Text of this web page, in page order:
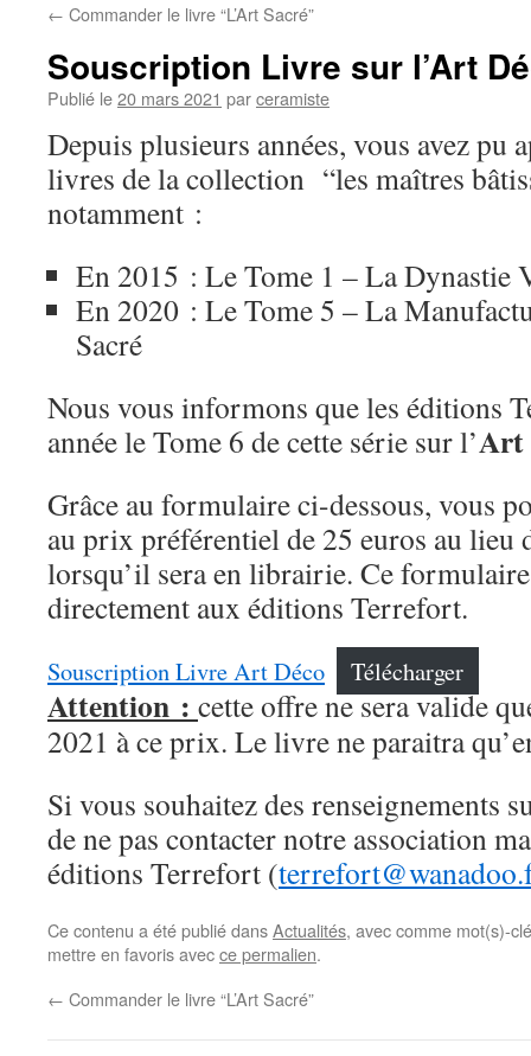
← Commander le livre “L’Art Sacré”
Souscription Livre sur l’Art
Publié le20 mars 2021 parceramiste
Depuis plusieurs années, vous avez pu
livres de la collection “les maîtres
notamment :
En 2015 : Le Tome 1 – La Dynastie
En 2020 : Le Tome 5 – La
Sacré
Nous vous informons que les éditions
année le Tome 6 de cette série sur l’Art
Grâce au formulaire ci-dessous, vous
au prix préférentiel de 25 euros au lieu
lorsqu’il sera en librairie. Ce
directement aux éditions Terrefort.
Souscription Livre Art Déco Télécharger
Attention : cette offre ne sera valide
2021 à ce prix. Le livre ne paraitra
Si vous souhaitez des renseignements
de ne pas contacter notre association
éditions Terrefort (
Ce contenu a été publié dansActualités, avec comme mot(s)-
mettre en favoris avecce permalien.
← Commander le livre “L’Art Sacré”